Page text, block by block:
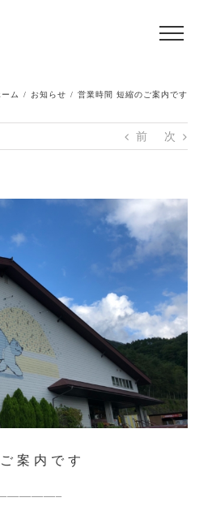
ーム / お知らせ / 営業時間 短縮のご案内です
前 次
案内です